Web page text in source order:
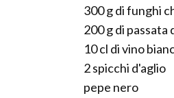
300 g di funghi
200 g di passata
10 cl di vino
2 spicchi d'aglio
pepe nero